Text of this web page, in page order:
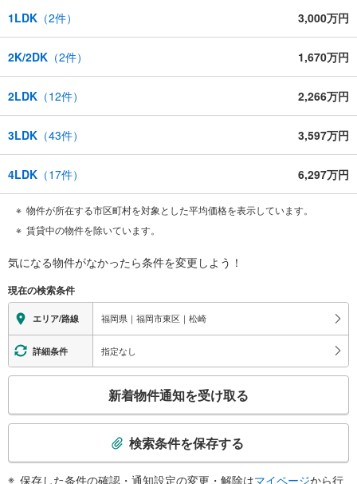
1LDK （2件） 3,000万円
2K/2DK （2件） 1,670万円
2LDK （12件） 2,266万円
3LDK （43件） 3,597万円
4LDK （17件） 6,297万円
物件が所在する市区町村を対象とした平均価格を表示しています。
賃貸中の物件を除いています。
気になる物件がなかったら条件を変更しよう！
現在の検索条件
エリア/路線 福岡県｜福岡市東区｜松崎
詳細条件 指定なし
検
新着物件通知を受け取る
検索条件を保存する
保存した条件の確認・通知設定の変更・解除はマイページから行